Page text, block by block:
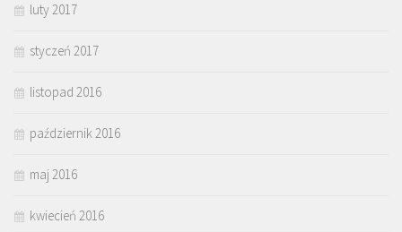
luty 2017
styczeń 2017
listopad 2016
październik 2016
maj 2016
kwiecień 2016